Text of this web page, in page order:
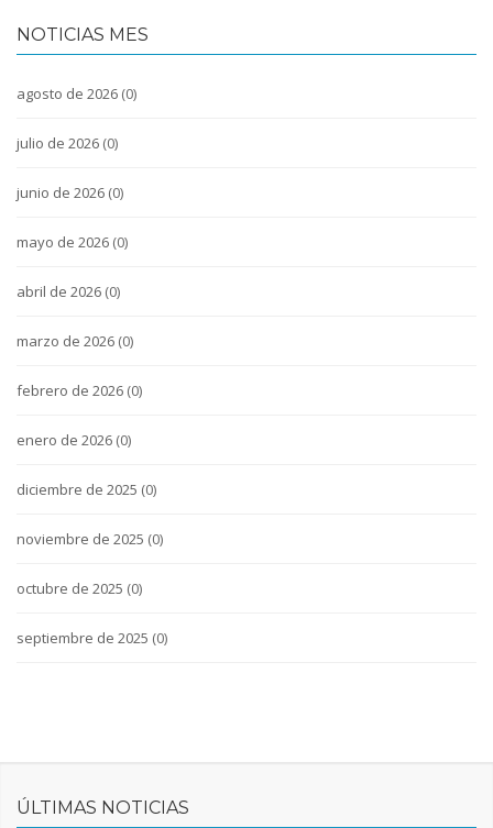
NOTICIAS MES
agosto de 2026 (0)
julio de 2026 (0)
junio de 2026 (0)
mayo de 2026 (0)
abril de 2026 (0)
marzo de 2026 (0)
febrero de 2026 (0)
enero de 2026 (0)
diciembre de 2025 (0)
noviembre de 2025 (0)
octubre de 2025 (0)
septiembre de 2025 (0)
ÚLTIMAS NOTICIAS